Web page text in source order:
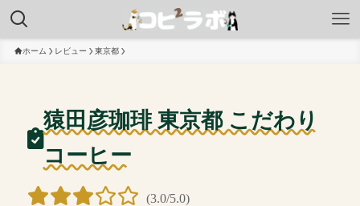
ホーム レビュー 東京都
猿田彦珈琲 東京都 こだわり
コーヒー
(3.0/5.0)